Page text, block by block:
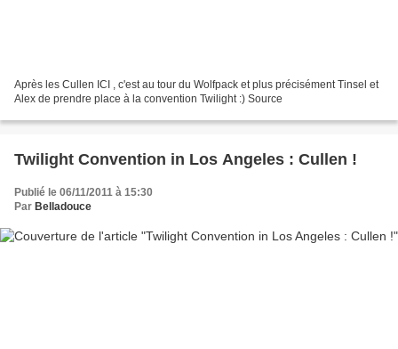
Après les Cullen ICI , c'est au tour du Wolfpack et plus précisément Tinsel et
Alex de prendre place à la convention Twilight :) Source
Twilight Convention in Los Angeles : Cullen !
Publié le 06/11/2011 à 15:30
Par Belladouce